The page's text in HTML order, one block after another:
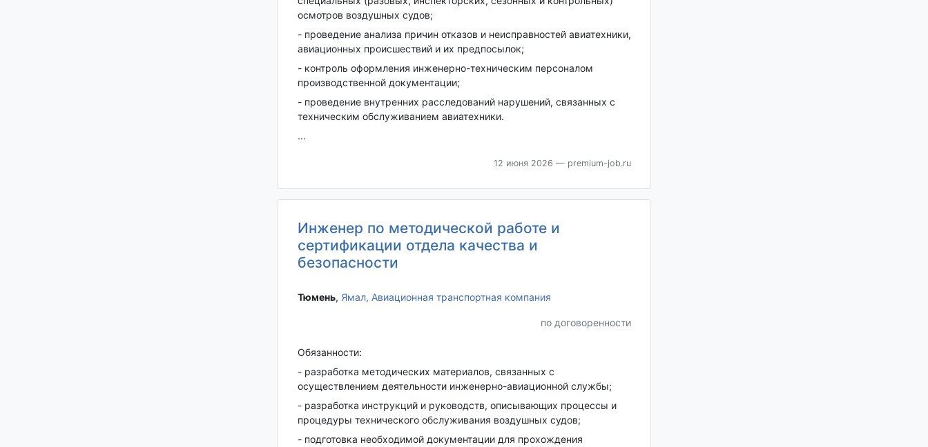
осмотров воздушных судов;
- проведение анализа причин отказов и неисправностей авиатехники,
авиационных происшествий и их предпосылок;
- контроль оформления инженерно-техническим персоналом
производственной документации;
- проведение внутренних расследований нарушений, связанных с
техническим обслуживанием авиатехники.
...
12 июня 2026 — premium-job.ru
Инженер по методической работе и
сертификации отдела качества и
безопасности
Тюмень‎, Ямал, Авиационная транспортная компания
по договоренности
Обязанности:
- разработка методических материалов, связанных с
осуществлением деятельности инженерно-авиационной службы;
- разработка инструкций и руководств, описывающих процессы и
процедуры технического обслуживания воздушных судов;
- подготовка необходимой документации для прохождения